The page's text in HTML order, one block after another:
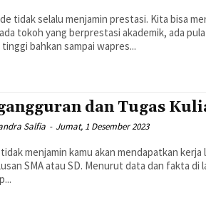
tidak selalu menjamin prestasi. Kita bisa
tokoh yang berprestasi akademik, ada
bahkan sampai wapres...
dan Tugas
Salfia - Jumat, 1 Desember 2023
menjamin kamu akan mendapatkan kerja
SMA atau SD. Menurut data dan fakta di